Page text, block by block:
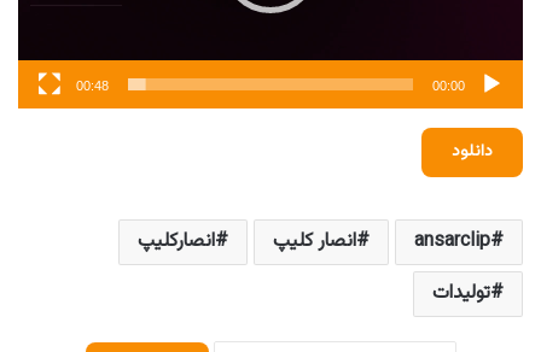
00:00
00:48
دانلود
ansarclip انصار کلیپ
انصارکلیپ
تولیدات